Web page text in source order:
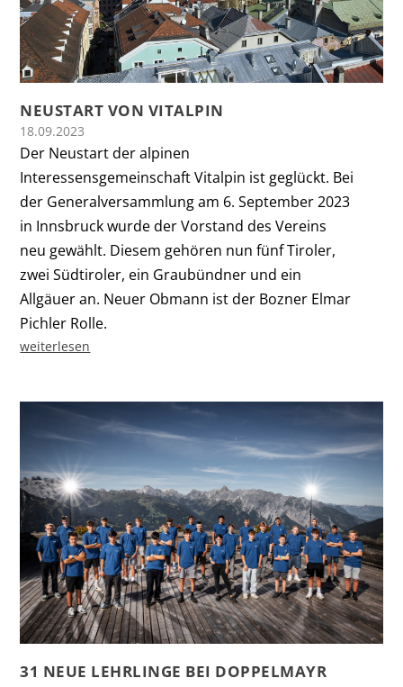
NEUSTART VON VITALPIN
18.09.2023
Der Neustart der alpinen
Interessensgemeinschaft Vitalpin ist geglückt. Bei
der Generalversammlung am 6. September 2023
in Innsbruck wurde der Vorstand des Vereins
neu gewählt. Diesem gehören nun fünf Tiroler,
zwei Südtiroler, ein Graubündner und ein
Allgäuer an. Neuer Obmann ist der Bozner Elmar
Pichler Rolle.
weiterlesen
31 NEUE LEHRLINGE BEI DOPPELMAYR